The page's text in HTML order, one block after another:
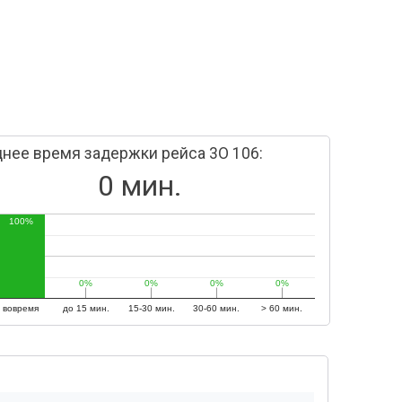
время задержки рейса 3O 106:
0 мин.
вовремя до 15 мин. 15-30 мин. 30-60 мин. > 60 мин.
100%
0%
0% 0%
0% 0%
0% 0%
0%